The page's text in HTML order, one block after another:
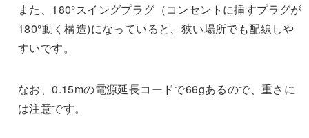
また、180°スイングプラグ（コンセントに挿すプラグが
180°動く構造)になっていると、狭い場所でも配線しや
すいです。
なお、0.15mの電源延長コードで66gあるので、重さに
は注意です。